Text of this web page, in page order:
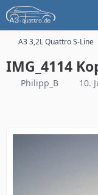
A3 3,2L Quattro S-Line
IMG_4114
Philipp_B 10.